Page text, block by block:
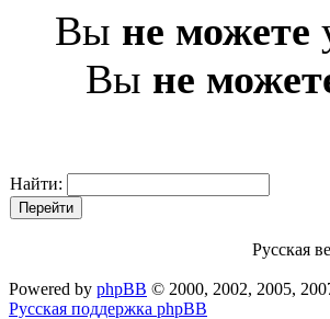
Вы не можете
Вы не
Найти:
Русская
Powered by phpBB © 2000, 2002, 2005,
Русская поддержка phpBB